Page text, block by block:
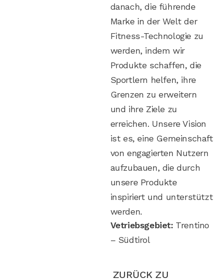
danach, die führende
Marke in der Welt der
Fitness-Technologie zu
werden, indem wir
Produkte schaffen, die
Sportlern helfen, ihre
Grenzen zu erweitern
und ihre Ziele zu
erreichen. Unsere Vision
ist es, eine Gemeinschaft
von engagierten Nutzern
aufzubauen, die durch
unsere Produkte
inspiriert und unterstützt
werden.
Vetriebsgebiet: Trentino
– Südtirol
ZURÜCK ZU